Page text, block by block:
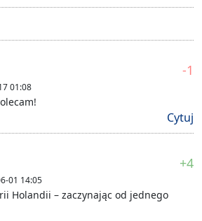
-1
01:08
Cytuj
+4
01 14:05
Holandii – zaczynając od jednego